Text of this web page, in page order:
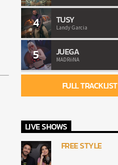
4 TUSY
Landy Garcia
5 JUEGA
MADRiiNA
FULL TRACKLIST
LIVE SHOWS
FREE STYLE